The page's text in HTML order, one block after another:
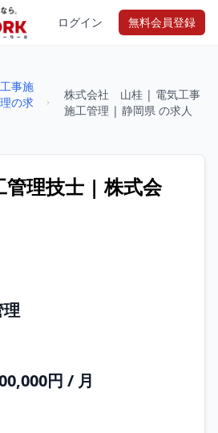
ログイン 無料会員登録
事施
の求
株式会社 山桂 | 電気工事
施工管理 | 静岡県 の求人
管理技士 | 株式会
円 / 月